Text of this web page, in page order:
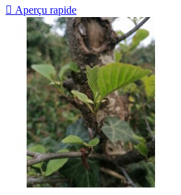
 Aperçu rapide